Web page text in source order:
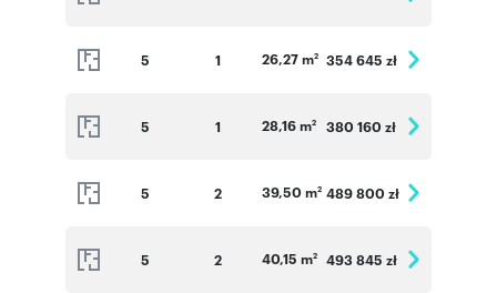
5 1 26,27 m2 354 645 zł
5 1 28,16 m2 380 160 zł
5 2 39,50 m2 489 800 zł
5 2 40,15 m2 493 845 zł